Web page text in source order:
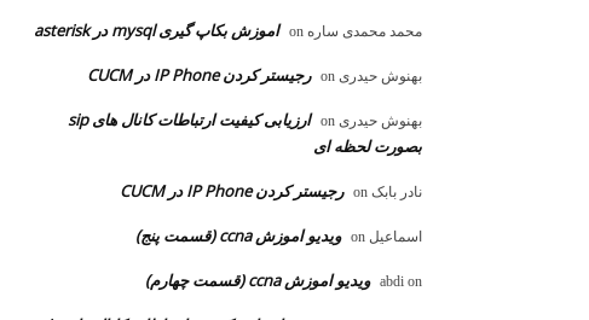
محمد محمدی ساره اموزش بکاپ گیری mysql در asterisk
بهنوش حیدری رجیستر کردن IP Phone در CUCM
بهنوش حیدری
ارزیابی کیفیت ارتباطات کانال های sip
بصورت لحظه ای
نادر بابک رجیستر کردن IP Phone در CUCM
اسماعیل ویدیو اموزش ccna (قسمت پنج)
abdi on ویدیو اموزش ccna (قسمت چهارم)